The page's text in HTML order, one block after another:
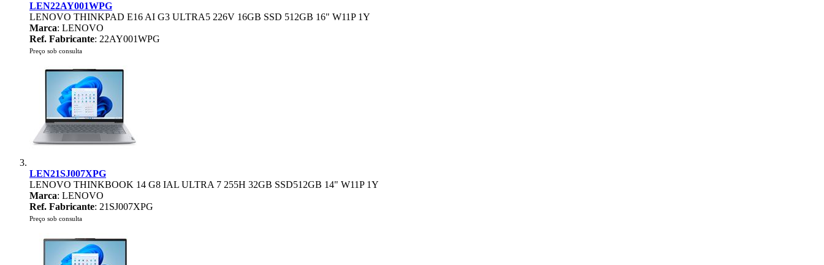
LEN22AY001WPG
LENOVO THINKPAD E16 AI G3 ULTRA5 226V 16GB SSD 512GB 16" W11P 1Y
Marca: LENOVO
Ref. Fabricante: 22AY001WPG
Preço sob consulta
LEN21SJ007XPG
LENOVO THINKBOOK 14 G8 IAL ULTRA 7 255H 32GB SSD512GB 14" W11P 1Y
Marca: LENOVO
Ref. Fabricante: 21SJ007XPG
Preço sob consulta